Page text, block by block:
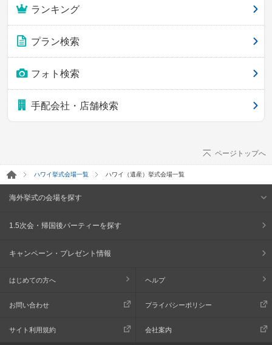
ランキング
プラン検索
フォト検索
手配会社・店舗検索
ページトップへ
ハワイ挙式会場一覧 ハワイ（遺産）挙式会場一覧
海外挙式の会場を探す
1.5次会・帰国後パーティーを探す
キャンペーン・プレゼント情報
はじめての方へ ヘルプ
お問い合わせ プライバシーポリシー
サイト利用規約 会社案内